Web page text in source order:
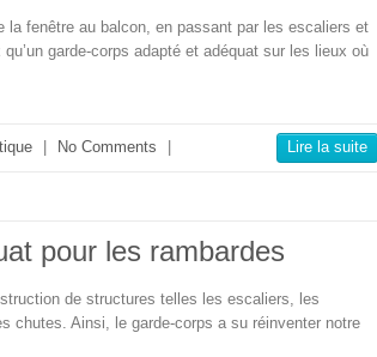
la fenêtre au balcon, en passant par les escaliers et
garde-corps adapté et adéquat sur les lieux où
No Comments Lire la suite
pour les rambardes
de structures telles les escaliers, les
chutes. Ainsi, le garde-corps a su réinventer notre